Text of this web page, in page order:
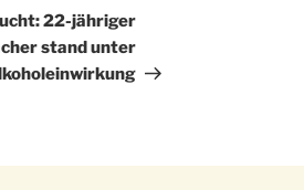
Beitrag
22-jähriger
stand unter